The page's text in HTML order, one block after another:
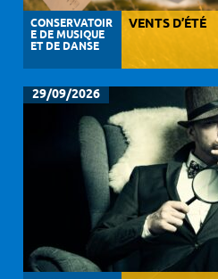
CONSERVATOIR
E DE MUSIQUE
ET DE DANSE
VENTS D’ÉTÉ
29/09/2026